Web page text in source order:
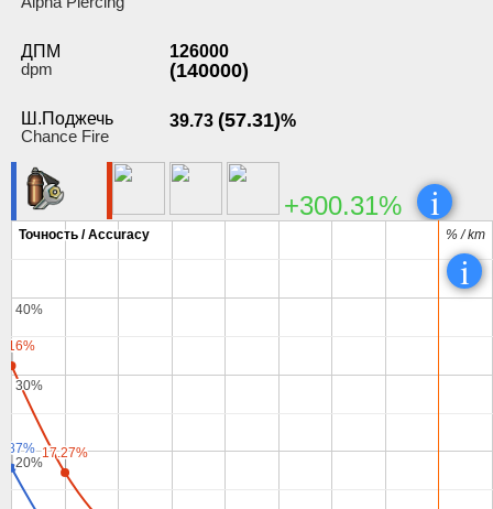
ДПМ
dpm
126000
(140000)
Ш.Поджечь
Chance Fire
39.73 (57.31)%
+300.31%
i
i
Точность / Accuracy
Точность / Accuracy
20%
20%
30%
30%
40%
40%
% / km
% / km
17.27%
17.27%